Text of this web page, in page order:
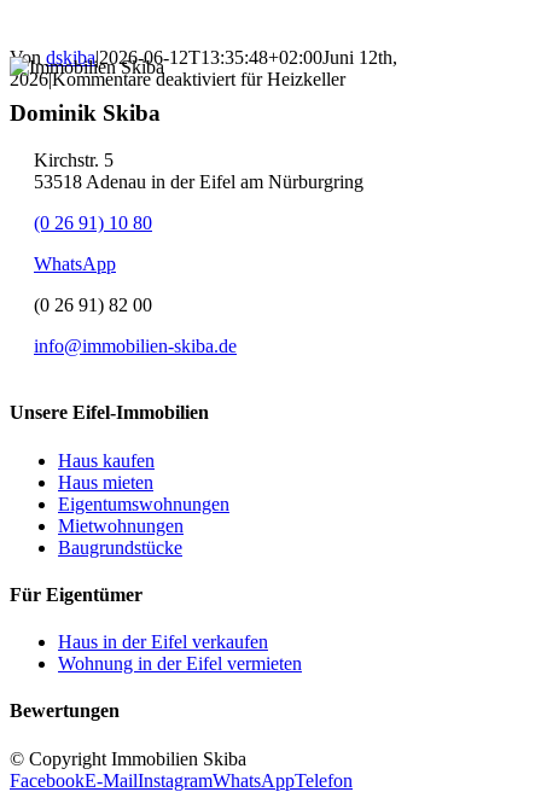
Von dskiba|2026-06-12T13:35:48+02:00Juni 12th,
2026|Kommentare deaktiviert für Heizkeller
Dominik Skiba
Kirchstr. 5
53518 Adenau in der Eifel am Nürburgring
(0 26 91) 10 80
WhatsApp
(0 26 91) 82 00
info@immobilien-skiba.de
Unsere Eifel-Immobilien
Haus kaufen
Haus mieten
Eigentumswohnungen
Mietwohnungen
Baugrundstücke
Für Eigentümer
Haus in der Eifel verkaufen
Wohnung in der Eifel vermieten
Bewertungen
© Copyright Immobilien Skiba
FacebookE-MailInstagramWhatsAppTelefon